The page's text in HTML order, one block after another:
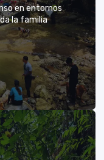
en entornos
la familia